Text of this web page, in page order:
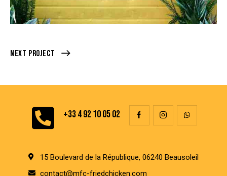
Next Project
15 Boulevard de la République, 06240 Beausoleil
contact@mfc-friedchicken.com
+33 4 92 10 05 02